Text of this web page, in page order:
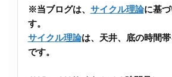
※当ブログは、 サイクル理論に基づ
す。
サイクル理論は、天井、底の時間
です。